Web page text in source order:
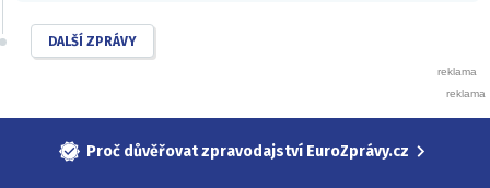
DALŠÍ ZPRÁVY
Proč důvěřovat zpravodajství EuroZprávy.cz